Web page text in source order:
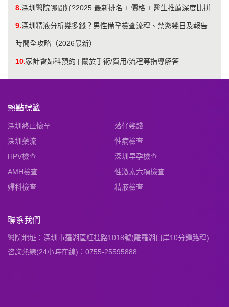
8.深圳醫院哪間好?2025 最新排名 + 價格 + 醫生推薦深度比拼
9.深圳精液分析幾多錢？男性備孕檢查流程、禁慾幾日及報告
時間全攻略（2026最新）
10.家計會婦科預約 | 關於手術/費用/流程等指導解答
熱點標籤
深圳終止懷孕
落仔幾錢
深圳藥流
性病檢查
HPV檢查
深圳早孕檢查
AMH檢查
性激素六項檢查
婦科檢查
精液檢查
聯系我們
醫院地址：深圳市羅湖區紅桂路1018號(離羅湖口岸10分鍾路程)
咨詢熱線(24小時在線)：0755-25595888